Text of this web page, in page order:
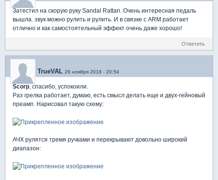
Затестил на скорую руку Sandal Rattan. Очень интересная педаль
вышла. звук можно рулить и рулить. И в связке с ARM работает
отлично и как самостоятельный эффект очень даже хорошо!
Ответить
TrueVAL 26 ноября 2018 - 20:54
Scorp, спасибо, успокоили.
Раз грелка работает, думаю, есть смысл делать еще и двух-гейновый
преамп. Нарисовал такую схему:
АЧХ рулятся тремя ручками и перекрывают довольно широкий
диапазон: